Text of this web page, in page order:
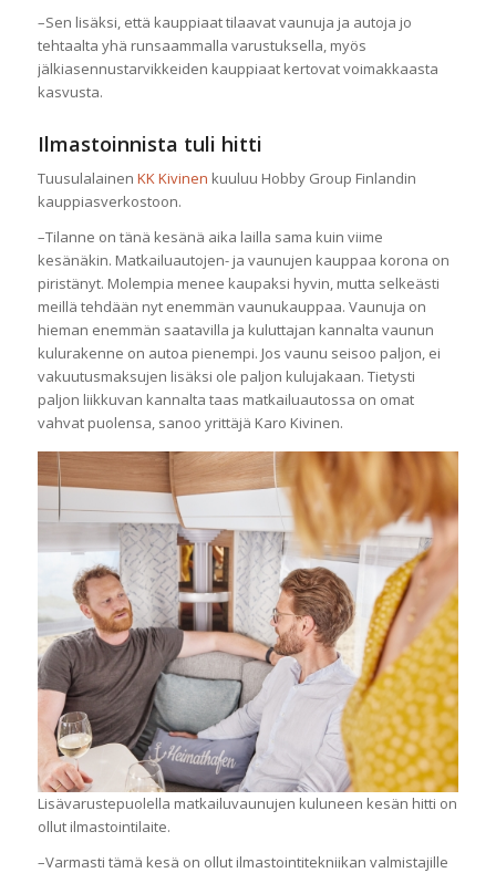
–Sen lisäksi, että kauppiaat tilaavat vaunuja ja autoja jo
tehtaalta yhä runsaammalla varustuksella, myös
jälkiasennustarvikkeiden kauppiaat kertovat voimakkaasta
kasvusta.
Ilmastoinnista tuli hitti
Tuusulalainen KK Kivinen kuuluu Hobby Group Finlandin
kauppiasverkostoon.
–Tilanne on tänä kesänä aika lailla sama kuin viime
kesänäkin. Matkailuautojen- ja vaunujen kauppaa korona on
piristänyt. Molempia menee kaupaksi hyvin, mutta selkeästi
meillä tehdään nyt enemmän vaunukauppaa. Vaunuja on
hieman enemmän saatavilla ja kuluttajan kannalta vaunun
kulurakenne on autoa pienempi. Jos vaunu seisoo paljon, ei
vakuutusmaksujen lisäksi ole paljon kulujakaan. Tietysti
paljon liikkuvan kannalta taas matkailuautossa on omat
vahvat puolensa, sanoo yrittäjä Karo Kivinen.
Lisävarustepuolella matkailuvaunujen kuluneen kesän hitti on
ollut ilmastointilaite.
–Varmasti tämä kesä on ollut ilmastointitekniikan valmistajille